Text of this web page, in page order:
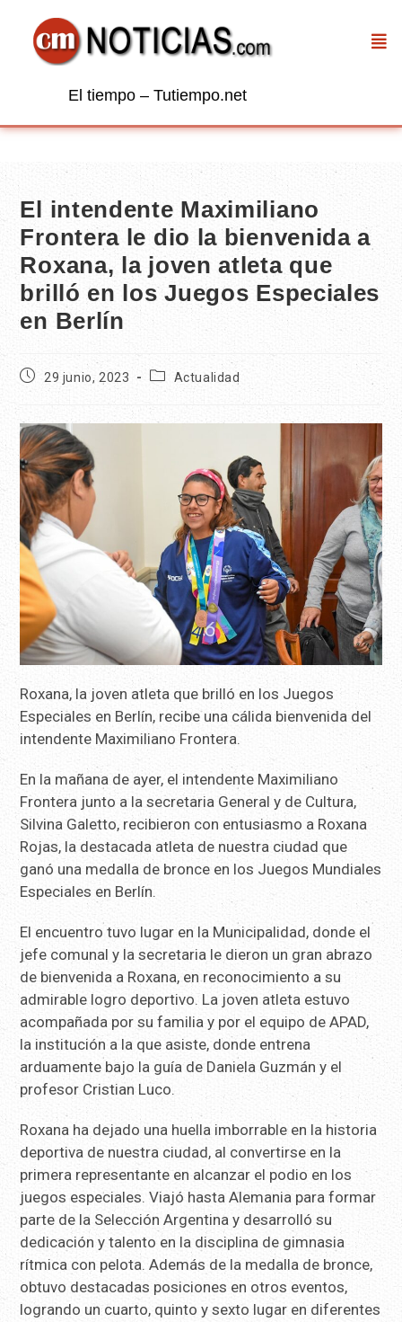
El tiempo – Tutiempo.net
El intendente Maximiliano
Frontera le dio la bienvenida a
Roxana, la joven atleta que
brilló en los Juegos Especiales
en Berlín
29 junio, 2023 Actualidad
Roxana, la joven atleta que brilló en los Juegos
Especiales en Berlín, recibe una cálida bienvenida del
intendente Maximiliano Frontera.
En la mañana de ayer, el intendente Maximiliano
Frontera junto a la secretaria General y de Cultura,
Silvina Galetto, recibieron con entusiasmo a Roxana
Rojas, la destacada atleta de nuestra ciudad que
ganó una medalla de bronce en los Juegos Mundiales
Especiales en Berlín.
El encuentro tuvo lugar en la Municipalidad, donde el
jefe comunal y la secretaria le dieron un gran abrazo
de bienvenida a Roxana, en reconocimiento a su
admirable logro deportivo. La joven atleta estuvo
acompañada por su familia y por el equipo de APAD,
la institución a la que asiste, donde entrena
arduamente bajo la guía de Daniela Guzmán y el
profesor Cristian Luco.
Roxana ha dejado una huella imborrable en la historia
deportiva de nuestra ciudad, al convertirse en la
primera representante en alcanzar el podio en los
juegos especiales. Viajó hasta Alemania para formar
parte de la Selección Argentina y desarrolló su
dedicación y talento en la disciplina de gimnasia
rítmica con pelota. Además de la medalla de bronce,
obtuvo destacadas posiciones en otros eventos,
logrando un cuarto, quinto y sexto lugar en diferentes